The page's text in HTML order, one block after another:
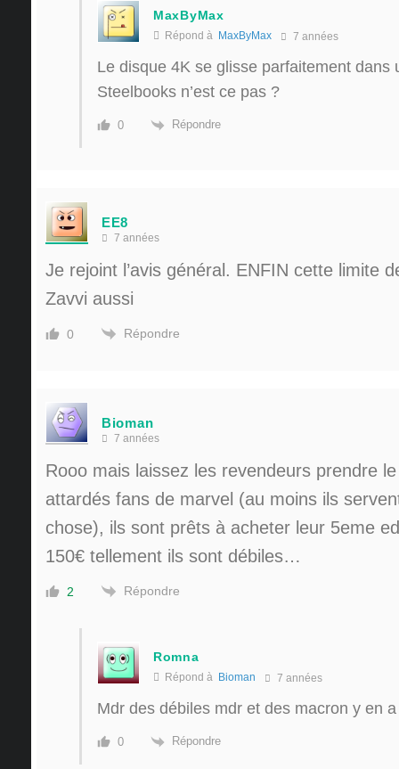
MaxByMax
Répond à MaxByMax 7 années
Le disque 4K se glisse parfaitement dans
Steelbooks n’est ce pas ?
0 Répondre
EE8
7 années
Je rejoint l’avis général. ENFIN cette limite
Zavvi aussi
0 Répondre
Bioman
7 années
Rooo mais laissez les revendeurs prendre
attardés fans de marvel (au moins ils
chose), ils sont prêts à acheter leur 5eme
150€ tellement ils sont débiles…
2 Répondre
Romna
Répond à Bioman 7 années
Mdr des débiles mdr et des macron y en
0 Répondre